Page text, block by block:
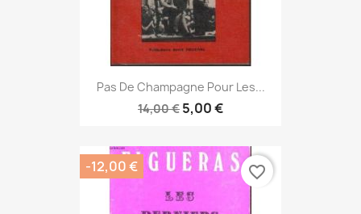
Pas De Champagne Pour Les...
14,00 € 5,00 €
-12,00 € favorite_border